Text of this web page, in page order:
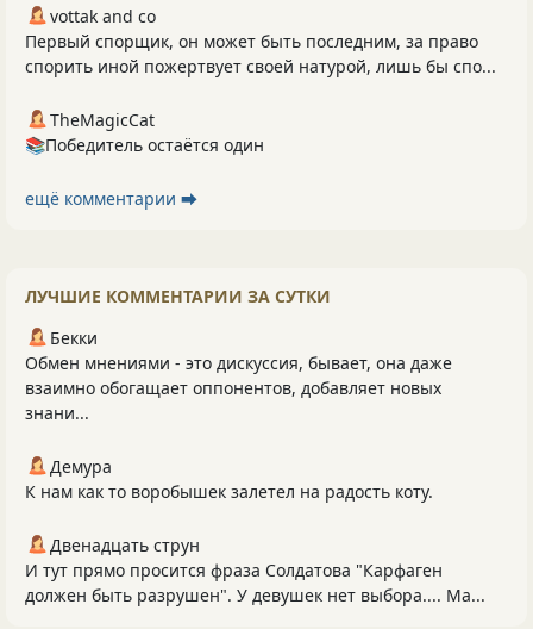
vottak and co
Первый спорщик, он может быть последним, за право
спорить иной пожертвует своей натурой, лишь бы спо...
TheMagicCat
📚Победитель остаётся один
ещё комментарии ⮕
ЛУЧШИЕ КОММЕНТАРИИ ЗА СУТКИ
Бекки
Обмен мнениями - это дискуссия, бывает, она даже
взаимно обогащает оппонентов, добавляет новых
знани...
Демура
К нам как то воробышек залетел на радость коту.
Двенадцать струн
И тут прямо просится фраза Солдатова "Карфаген
должен быть разрушен". У девушек нет выбора.... Ма...